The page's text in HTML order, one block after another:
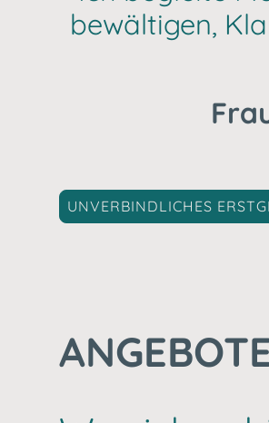
bewältigen,
UNVERBINDLICHES